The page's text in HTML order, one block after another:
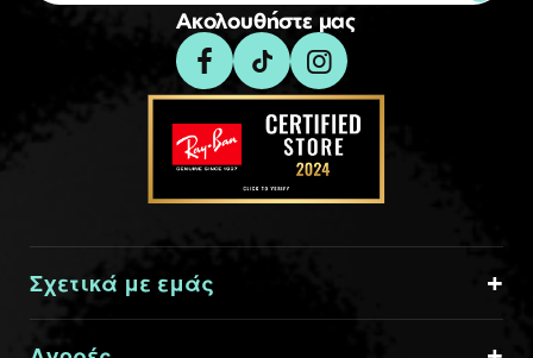
Ακολουθήστε μας
Σχετικά με εμάς